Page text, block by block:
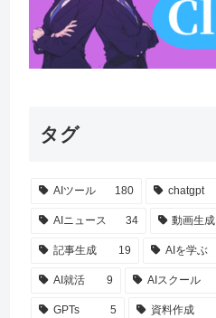
タグ
AIツール 180 chatgpt
AIニュース 34 動画生成
記事生成 19 AIを学ぶ
AI就活 9 AIスクール
GPTs 5 資料作成